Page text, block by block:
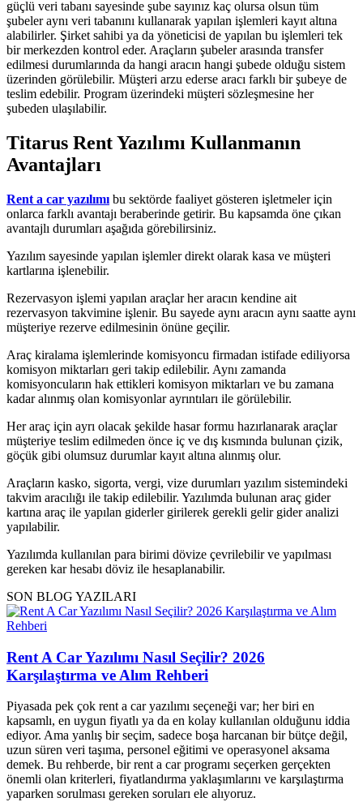
güçlü veri tabanı sayesinde şube sayınız kaç olursa olsun tüm
şubeler aynı veri tabanını kullanarak yapılan işlemleri kayıt altına
alabilirler. Şirket sahibi ya da yöneticisi de yapılan bu işlemleri tek
bir merkezden kontrol eder. Araçların şubeler arasında transfer
edilmesi durumlarında da hangi aracın hangi şubede olduğu sistem
üzerinden görülebilir. Müşteri arzu ederse aracı farklı bir şubeye de
teslim edebilir. Program üzerindeki müşteri sözleşmesine her
şubeden ulaşılabilir.
Titarus Rent Yazılımı Kullanmanın
Avantajları
Rent a car yazılımı bu sektörde faaliyet gösteren işletmeler için
onlarca farklı avantajı beraberinde getirir. Bu kapsamda öne çıkan
avantajlı durumları aşağıda görebilirsiniz.
Yazılım sayesinde yapılan işlemler direkt olarak kasa ve müşteri
kartlarına işlenebilir.
Rezervasyon işlemi yapılan araçlar her aracın kendine ait
rezervasyon takvimine işlenir. Bu sayede aynı aracın aynı saatte aynı
müşteriye rezerve edilmesinin önüne geçilir.
Araç kiralama işlemlerinde komisyoncu firmadan istifade ediliyorsa
komisyon miktarları geri takip edilebilir. Aynı zamanda
komisyoncuların hak ettikleri komisyon miktarları ve bu zamana
kadar alınmış olan komisyonlar ayrıntıları ile görülebilir.
Her araç için ayrı olacak şekilde hasar formu hazırlanarak araçlar
müşteriye teslim edilmeden önce iç ve dış kısmında bulunan çizik,
göçük gibi olumsuz durumlar kayıt altına alınmış olur.
Araçların kasko, sigorta, vergi, vize durumları yazılım sistemindeki
takvim aracılığı ile takip edilebilir. Yazılımda bulunan araç gider
kartına araç ile yapılan giderler girilerek gerekli gelir gider analizi
yapılabilir.
Yazılımda kullanılan para birimi dövize çevrilebilir ve yapılması
gereken kar hesabı döviz ile hesaplanabilir.
SON BLOG YAZILARI
Rent A Car Yazılımı Nasıl Seçilir? 2026
Karşılaştırma ve Alım Rehberi
Piyasada pek çok rent a car yazılımı seçeneği var; her biri en
kapsamlı, en uygun fiyatlı ya da en kolay kullanılan olduğunu iddia
ediyor. Ama yanlış bir seçim, sadece boşa harcanan bir bütçe değil,
uzun süren veri taşıma, personel eğitimi ve operasyonel aksama
demek. Bu rehberde, bir rent a car programı seçerken gerçekten
önemli olan kriterleri, fiyatlandırma yaklaşımlarını ve karşılaştırma
yaparken sorulması gereken soruları ele alıyoruz.